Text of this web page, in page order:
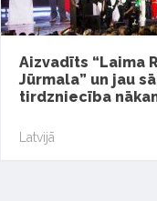
Aizvadīts “Laima
Jūrmala” un jau
tirdzniecība
Latvijā